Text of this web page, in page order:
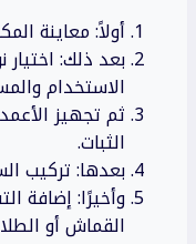
أولاً: معاينة
بعد ذلك:
الاستخدام
ثم تجهيز
الثبات.
بعدها: تركيب
وأخيرًا: إضافة
القماش أو